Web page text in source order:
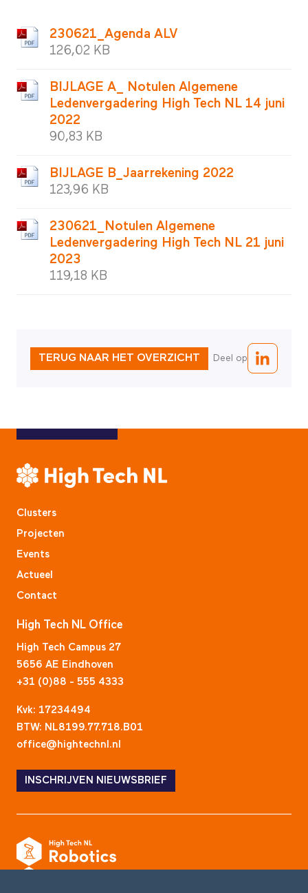
230621_Agenda ALV
126,02 KB
BIJLAGE A_ Notulen Algemene
Ledenvergadering High Tech NL 14 juni
2022
90,83 KB
BIJLAGE B_Jaarrekening 2022
123,96 KB
230621_Notulen Algemene
Ledenvergadering High Tech NL 21 juni
2023
119,18 KB
TERUG NAAR HET OVERZICHT Deel op
Clusters
Projecten
Events
Actueel
Contact
High Tech NL Office
High Tech Campus 27
5656 AE Eindhoven
+31 (0)88 - 555 4333
Kvk: 17234494
BTW: NL8199.77.718.B01
office@hightechnl.nl
INSCHRIJVEN NIEUWSBRIEF